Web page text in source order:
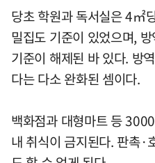
당초 학원과 독서실은 4㎡
밀집도 기준이 있었으며,
기준이 해제된 바 있다. 방
다는 다소 완화된 셈이다.
백화점과 대형마트 등
내 취식이 금지된다. 판촉·